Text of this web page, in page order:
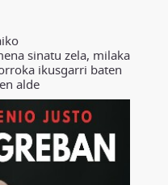
sinatu zela, milaka
ikusgarri baten
alde